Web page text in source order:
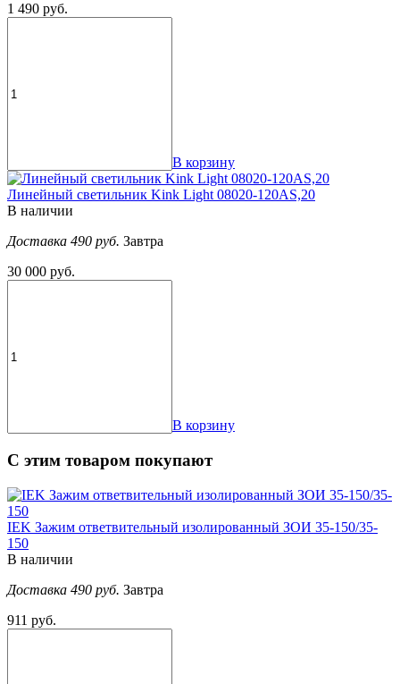
1 490 руб.
В корзину
Линейный светильник Kink Light 08020-120AS,20
В наличии
Доставка 490 руб. Завтра
30 000 руб.
В корзину
С этим товаром покупают
IEK Зажим ответвительный изолированный ЗОИ 35-150/35-
150
В наличии
Доставка 490 руб. Завтра
911 руб.